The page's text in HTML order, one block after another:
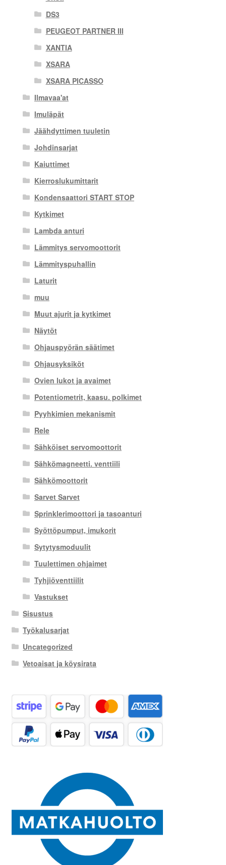
DS3
PEUGEOT PARTNER III
XANTIA
XSARA
XSARA PICASSO
Ilmavaa'at
Imuläpät
Jäähdyttimen tuuletin
Johdinsarjat
Kaiuttimet
Kierroslukumittarit
Kondensaattori START STOP
Kytkimet
Lambda anturi
Lämmitys servomoottorit
Lämmityspuhallin
Laturit
muu
Muut ajurit ja kytkimet
Näytöt
Ohjauspyörän säätimet
Ohjausyksiköt
Ovien lukot ja avaimet
Potentiometrit, kaasu. polkimet
Pyyhkimien mekanismit
Rele
Sähköiset servomoottorit
Sähkömagneetti. venttiili
Sähkömoottorit
Sarvet Sarvet
Sprinklerimoottori ja tasoanturi
Syöttöpumput, imukorit
Sytytysmoduulit
Tuulettimen ohjaimet
Tyhjiöventtiilit
Vastukset
Sisustus
Työkalusarjat
Uncategorized
Vetoaisat ja köysirata